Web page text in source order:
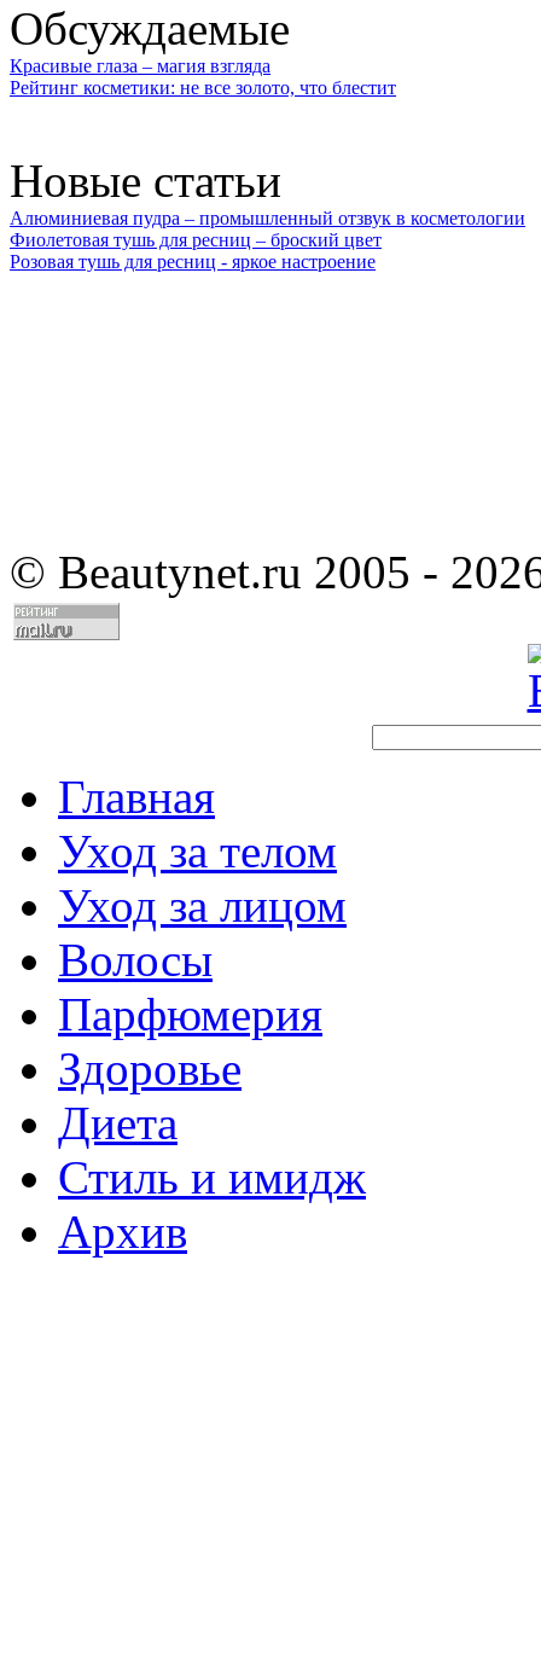
Обсуждаемые
Красивые глаза – магия взгляда
Рейтинг косметики: не все золото, что блестит
Новые статьи
Алюминиевая пудра – промышленный отзвук в косметологии
Фиолетовая тушь для ресниц – броский цвет
Розовая тушь для ресниц - яркое настроение
© Beautynet.ru 2005 -
Главная
Уход за телом
Уход за лицом
Волосы
Парфюмерия
Здоровье
Диета
Стиль и имидж
Архив